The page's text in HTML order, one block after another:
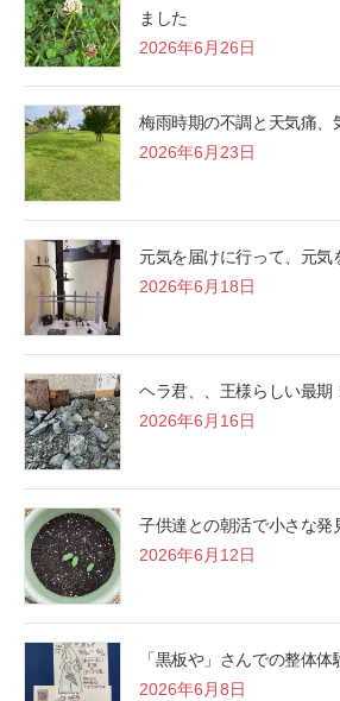
ました
2026年6月26日
梅雨時期の不調と天気痛、
2026年6月23日
元気を届けに行って、元気
2026年6月18日
ヘラ君、、王様らしい最期
2026年6月16日
子供達との朝活で小さな発
2026年6月12日
「黒板や」さんでの整体
2026年6月8日